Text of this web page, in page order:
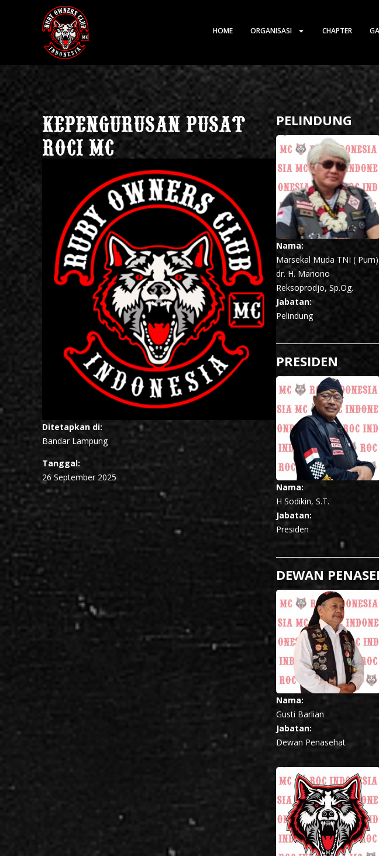
HOME ORGANISASI CHAPTER
KEPENGURUSAN PUSAT
ROCI MC
Ditetapkan di:
Bandar Lampung
Tanggal:
26 September 2025
PELINDUNG
Nama:
Marsekal Muda TNI ( Purn)
dr. H. Mariono
Reksoprodjo, Sp.Og.
Jabatan:
Pelindung
PRESIDEN
Nama:
H Sodikin, S.T.
Jabatan:
Presiden
DEWAN
Nama:
Gusti Barlian
Jabatan:
Dewan Penasehat